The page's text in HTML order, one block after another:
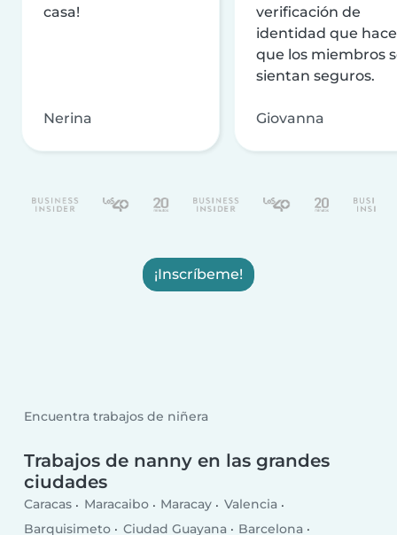
casa!
Nerina
verificación de
identidad que
que los miembros
sientan seguros.
Giovanna
¡Inscríbeme!
Encuentra trabajos de niñera
Trabajos de nanny en las grandes
ciudades
Caracas Maracaibo Maracay
Valencia
Barquisimeto
Ciudad Guayana
Barcelona